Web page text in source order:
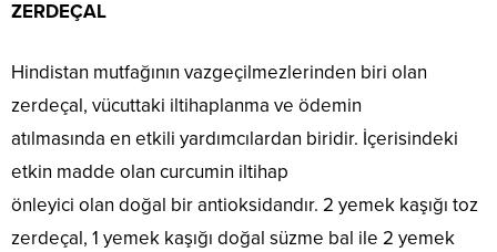
ZERDEÇAL
Hindistan mutfağının vazgeçilmezlerinden biri olan
zerdeçal, vücuttaki iltihaplanma ve ödemin
atılmasında en etkili yardımcılardan biridir. İçerisindeki
etkin madde olan curcumin iltihap
önleyici olan doğal bir antioksidandır. 2 yemek kaşığı toz
zerdeçal, 1 yemek kaşığı doğal süzme bal ile 2 yemek